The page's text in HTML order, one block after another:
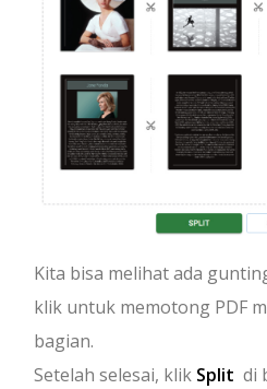
Kita bisa melihat ada
klik untuk memotong PDF
bagian.
Setelah selesai, klik Split di